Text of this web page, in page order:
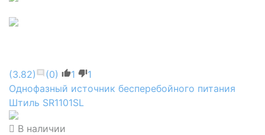
(3.82) (0) 1
1
Однофазный источник бесперебойного питания
Штиль SR1101SL
В наличии